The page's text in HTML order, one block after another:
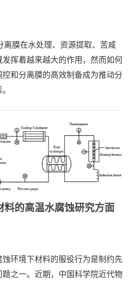
离膜在水处理、资源提取、苦咸
挥着越来越大的作用，然而如何
和分离膜的高效制备成为推动分
料的高温水腐蚀研究方面
环境下材料的服役行为是制约先
之一。近期，中国科学院近代物